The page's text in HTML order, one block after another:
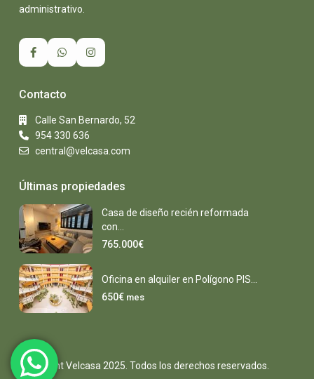
administrativo.
Contacto
Calle San Bernardo, 52
954 330 636
central@velcasa.com
Últimas propiedades
Casa de diseño recién reformada
con...
765.000€
Oficina en alquiler en Polígono PIS...
650€ mes
Copyright Velcasa 2025. Todos los derechos reservados.